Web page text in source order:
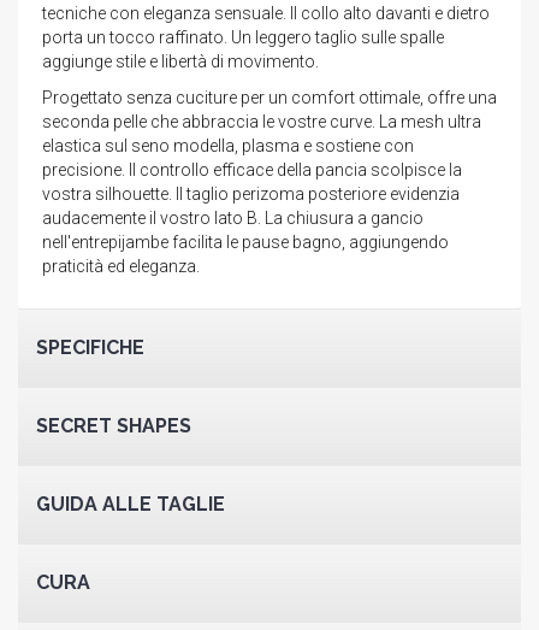
tecniche con eleganza sensuale. Il collo alto davanti e dietro
porta un tocco raffinato. Un leggero taglio sulle spalle
aggiunge stile e libertà di movimento.
Progettato senza cuciture per un comfort ottimale, offre una
seconda pelle che abbraccia le vostre curve. La mesh ultra
elastica sul seno modella, plasma e sostiene con
precisione. Il controllo efficace della pancia scolpisce la
vostra silhouette. Il taglio perizoma posteriore evidenzia
audacemente il vostro lato B. La chiusura a gancio
nell'entrepijambe facilita le pause bagno, aggiungendo
praticità ed eleganza.
SPECIFICHE
SECRET SHAPES
GUIDA ALLE TAGLIE
CURA